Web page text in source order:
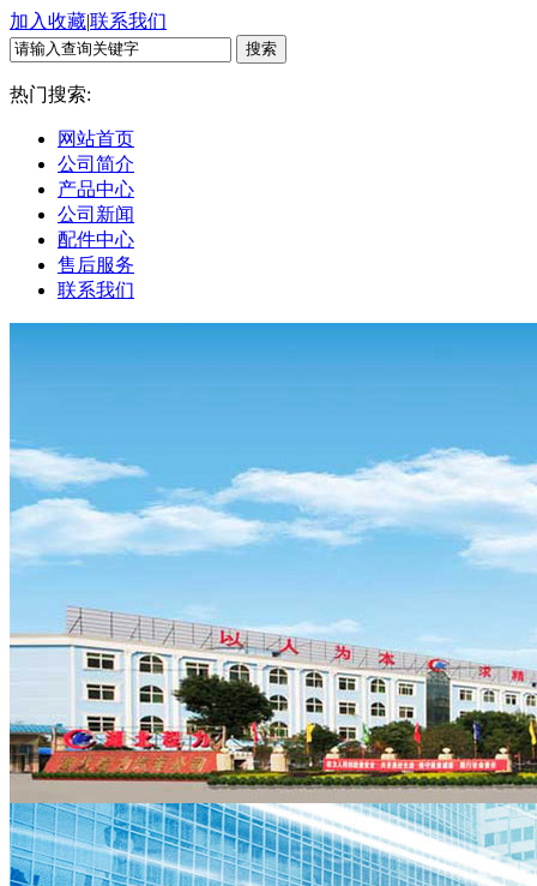
加入收藏|联系我们
热门搜索:
网站首页
公司简介
产品中心
公司新闻
配件中心
售后服务
联系我们